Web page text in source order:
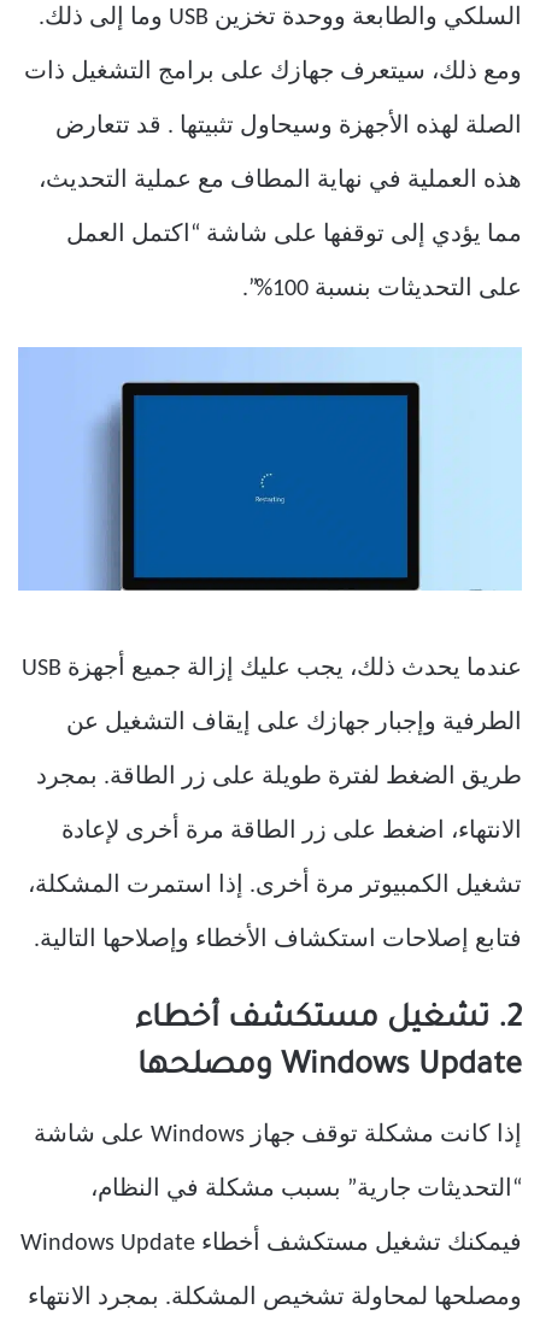
السلكي والطابعة ووحدة تخزين USB وما إلى ذلك.
ومع ذلك، سيتعرف جهازك على برامج التشغيل ذات
الصلة لهذه الأجهزة وسيحاول تثبيتها . قد تتعارض
هذه العملية في نهاية المطاف مع عملية التحديث،
مما يؤدي إلى توقفها على شاشة “اكتمل العمل
على التحديثات بنسبة 100%”.
عندما يحدث ذلك، يجب عليك إزالة جميع أجهزة USB
الطرفية وإجبار جهازك على إيقاف التشغيل عن
طريق الضغط لفترة طويلة على زر الطاقة. بمجرد
الانتهاء، اضغط على زر الطاقة مرة أخرى لإعادة
تشغيل الكمبيوتر مرة أخرى. إذا استمرت المشكلة،
فتابع إصلاحات استكشاف الأخطاء وإصلاحها التالية.
2. تشغيل مستكشف أخطاء
Windows Update ومصلحها
إذا كانت مشكلة توقف جهاز Windows على شاشة
“التحديثات جارية” بسبب مشكلة في النظام،
فيمكنك تشغيل مستكشف أخطاء Windows Update
ومصلحها لمحاولة تشخيص المشكلة. بمجرد الانتهاء